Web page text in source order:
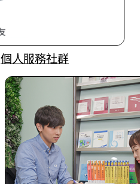
個人服務社群